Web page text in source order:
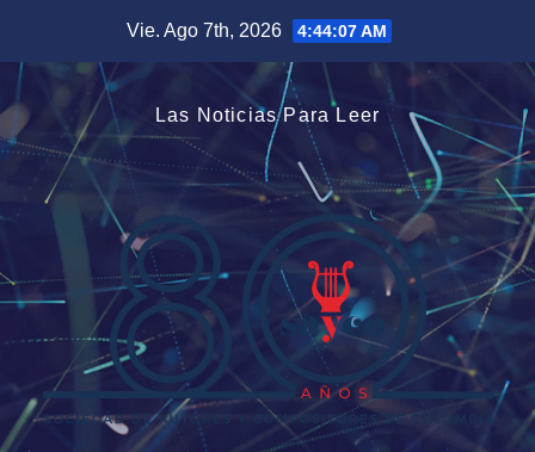
contenido
Vie. Ago 7th, 2026 4:44:08 AM
Las Noticias Para Leer